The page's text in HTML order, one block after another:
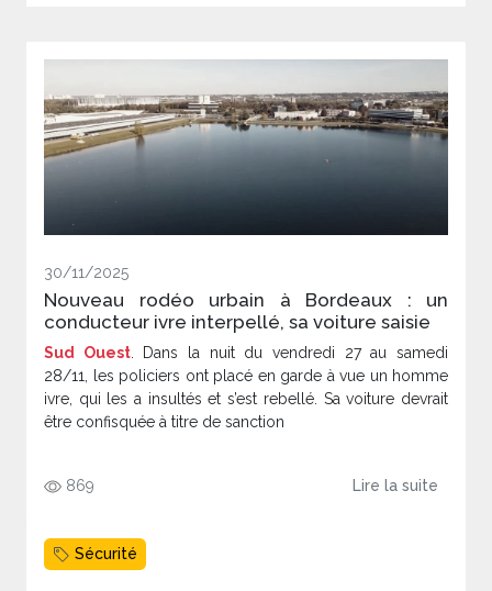
30/11/2025
Nouveau rodéo urbain à Bordeaux : un
conducteur ivre interpellé, sa voiture saisie
Sud Ouest. Dans la nuit du vendredi 27 au samedi
28/11, les policiers ont placé en garde à vue un homme
ivre, qui les a insultés et s’est rebellé. Sa voiture devrait
être confisquée à titre de sanction
869 Lire la suite
Sécurité